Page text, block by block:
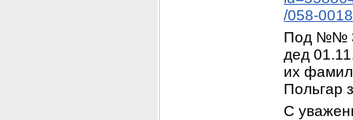
/058-
Под №№
дед
их
Польгар
С